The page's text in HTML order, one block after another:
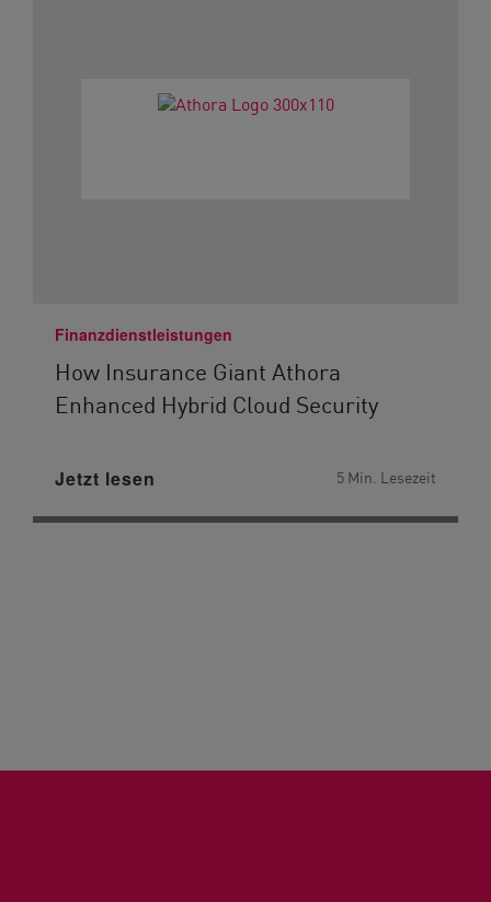
Finanzdienstleistungen
How Insurance Giant Athora
Enhanced Hybrid Cloud Security
Jetzt lesen 5 Min. Lesezeit